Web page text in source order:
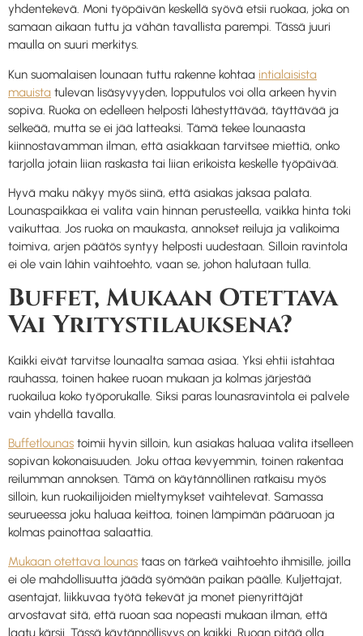
yhdentekevä. Moni työpäivän keskellä syövä etsii ruokaa, joka on
samaan aikaan tuttu ja vähän tavallista parempi. Tässä juuri
maulla on suuri merkitys.
Kun suomalaisen lounaan tuttu rakenne kohtaa intialaisista
mauista tulevan lisäsyvyyden, lopputulos voi olla arkeen hyvin
sopiva. Ruoka on edelleen helposti lähestyttävää, täyttävää ja
selkeää, mutta se ei jää latteaksi. Tämä tekee lounaasta
kiinnostavamman ilman, että asiakkaan tarvitsee miettiä, onko
tarjolla jotain liian raskasta tai liian erikoista keskelle työpäivää.
Hyvä maku näkyy myös siinä, että asiakas jaksaa palata.
Lounaspaikkaa ei valita vain hinnan perusteella, vaikka hinta toki
vaikuttaa. Jos ruoka on maukasta, annokset reiluja ja valikoima
toimiva, arjen päätös syntyy helposti uudestaan. Silloin ravintola
ei ole vain lähin vaihtoehto, vaan se, johon halutaan tulla.
Buffet, Mukaan Otettava
Vai Yritystilauksena?
Kaikki eivät tarvitse lounaalta samaa asiaa. Yksi ehtii istahtaa
rauhassa, toinen hakee ruoan mukaan ja kolmas järjestää
ruokailua koko työporukalle. Siksi paras lounasravintola ei palvele
vain yhdellä tavalla.
Buffetlounas toimii hyvin silloin, kun asiakas haluaa valita itselleen
sopivan kokonaisuuden. Joku ottaa kevyemmin, toinen rakentaa
reilumman annoksen. Tämä on käytännöllinen ratkaisu myös
silloin, kun ruokailijoiden mieltymykset vaihtelevat. Samassa
seurueessa joku haluaa keittoa, toinen lämpimän pääruoan ja
kolmas painottaa salaattia.
Mukaan otettava lounas taas on tärkeä vaihtoehto ihmisille, joilla
ei ole mahdollisuutta jäädä syömään paikan päälle. Kuljettajat,
asentajat, liikkuvaa työtä tekevät ja monet pienyrittäjät
arvostavat sitä, että ruoan saa nopeasti mukaan ilman, että
laatu kärsii. Tässä käytännöllisyys on kaikki. Ruoan pitää olla